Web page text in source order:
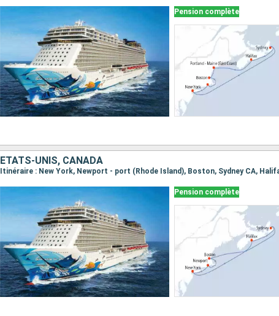
Pension complète
ÉTATS-UNIS, CANADA
Itinéraire : New York, Newport - port (Rhode Island), Boston, Sydney CA,
Pension complète